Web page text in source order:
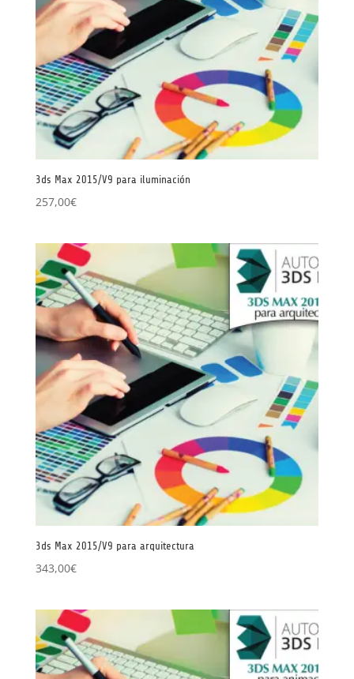
3ds Max 2015/V9 para iluminación
257,00€
3ds Max 2015/V9 para arquitectura
343,00€